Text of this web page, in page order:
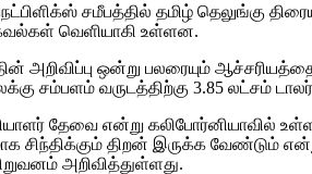
சமீபத்தில் தமிழ் தெலுங்கு
வெளியாகி உள்ளன.
அறிவிப்பு ஒன்று பலரையும்
சம்பளம் வருடத்திற்கு 3.85 லட்சம் டாலர்
தேவை என்று கலிபோர்னியாவில்
சிந்திக்கும் திறன் இருக்க வேண்டும்
அறிவித்துள்ளது.